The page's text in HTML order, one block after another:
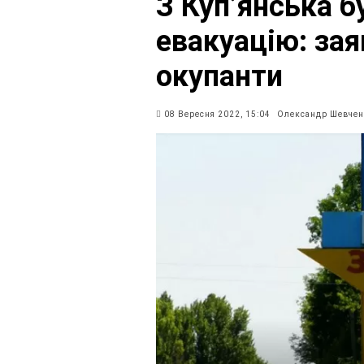
евакуацію:
окупанти
08 Вересня 2022, 15:04 Олександр